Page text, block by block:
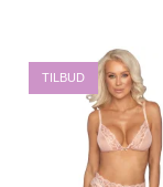
TILBUD